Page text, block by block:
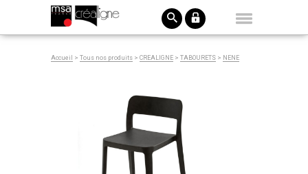
Accueil > Tous nos produits > CREALIGNE > TABOURETS > NENE